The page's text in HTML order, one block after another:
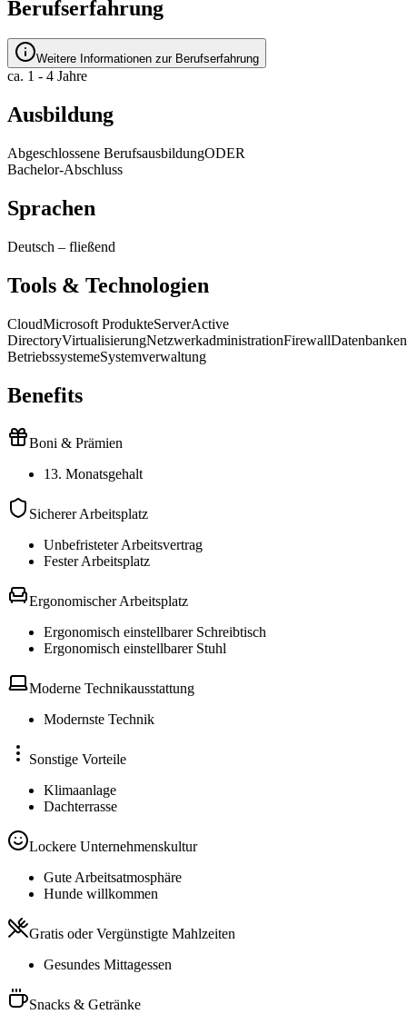
Berufserfahrung
Weitere Informationen zur Berufserfahrung
ca. 1 - 4 Jahre
Ausbildung
Abgeschlossene BerufsausbildungODER
Bachelor-Abschluss
Sprachen
Deutsch – fließend
Tools & Technologien
CloudMicrosoft ProdukteServerActive
DirectoryVirtualisierungNetzwerkadministrationFirewallDatenbanken
BetriebssystemeSystemverwaltung
Benefits
Boni & Prämien
13. Monatsgehalt
Sicherer Arbeitsplatz
Unbefristeter Arbeitsvertrag
Fester Arbeitsplatz
Ergonomischer Arbeitsplatz
Ergonomisch einstellbarer Schreibtisch
Ergonomisch einstellbarer Stuhl
Moderne Technikausstattung
Modernste Technik
Sonstige Vorteile
Klimaanlage
Dachterrasse
Lockere Unternehmenskultur
Gute Arbeitsatmosphäre
Hunde willkommen
Gratis oder Vergünstigte Mahlzeiten
Gesundes Mittagessen
Snacks & Getränke